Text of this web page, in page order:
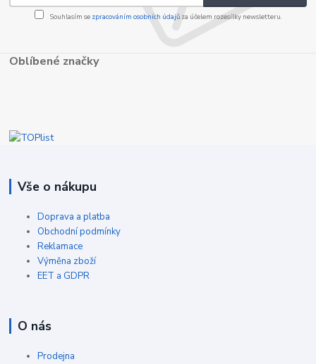
Souhlasím se zpracováním osobních údajůza účelem rozesílky newsletteru.
Oblíbené značky
Vše o nákupu
Doprava a platba
Obchodní podmínky
Reklamace
Výměna zboží
EET a GDPR
O nás
Prodejna